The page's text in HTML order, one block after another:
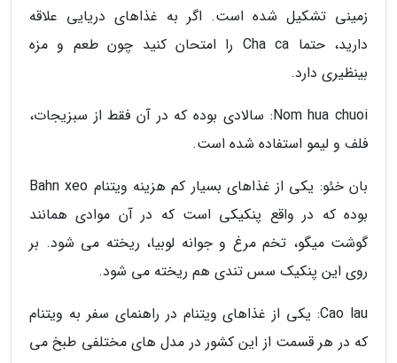
زمینی تشکیل شده است. اگر به غذاهای دریایی علاقه
دارید، حتما Cha ca را امتحان کنید چون طعم و مزه
بینظیری دارد.
Nom hua chuoi: سالادی بوده که در آن فقط از سبزیجات،
فلف و لیمو استفاده شده است.
بان خئو: یکی از غذاهای بسیار کم هزینه ویتنام Bahn xeo
بوده که در واقع پنکیکی است که در آن موادی همانند
گوشت میگو، تخم مرغ و جوانه لوبیا، ریخته می شود. بر
روی این پنکیک سس تندی هم ریخته می شود.
Cao lau: یکی از غذاهای ویتنام در راهنمای سفر به ویتنام
که در هر قسمت از این کشور در مدل های مختلفی طبخ می